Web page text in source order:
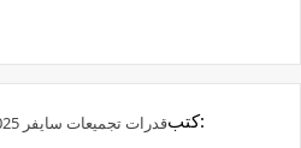
قدرات تجميعات سايفر 2025 كتب: